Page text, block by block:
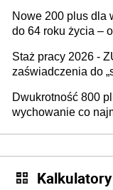
Nowe 200 plus dla
do 64 roku życia –
programu
Staż pracy 2026 -
zaświadczenia do
sprzed 1999 roku).
zaświadczenie z
Dwukrotność 800
wychowanie co
Zapadła decyzja
Kalkulatory